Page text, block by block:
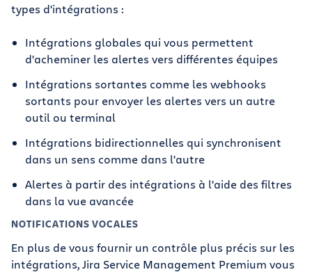
types d'intégrations :
Intégrations globales qui vous permettent
d'acheminer les alertes vers différentes équipes
Intégrations sortantes comme les webhooks
sortants pour envoyer les alertes vers un autre
outil ou terminal
Intégrations bidirectionnelles qui synchronisent
dans un sens comme dans l'autre
Alertes à partir des intégrations à l'aide des filtres
dans la vue avancée
NOTIFICATIONS VOCALES
En plus de vous fournir un contrôle plus précis sur les
intégrations, Jira Service Management Premium vous